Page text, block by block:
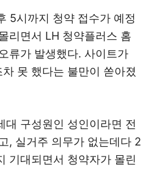
5시까지 청약 접수가 예정
리면서 LH 청약플러스 홈
류가 발생했다. 사이트가
못 했다는 불만이 쏟아졌
대 구성원인 성인이라면 전
, 실거주 의무가 없는데다 2
기대되면서 청약자가 몰린